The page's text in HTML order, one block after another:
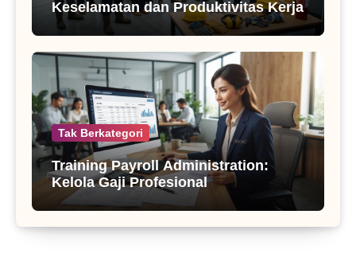
Keselamatan dan Produktivitas Kerja
Tak Berkategori
Training Payroll Administration:
Kelola Gaji Profesional